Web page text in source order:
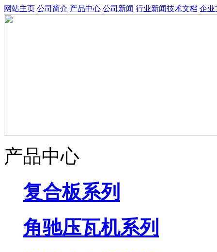
网站主页 公司简介 产品中心 公司新闻 行业新闻技术文档 企业
产品中心
复合板系列
角驰压瓦机系列